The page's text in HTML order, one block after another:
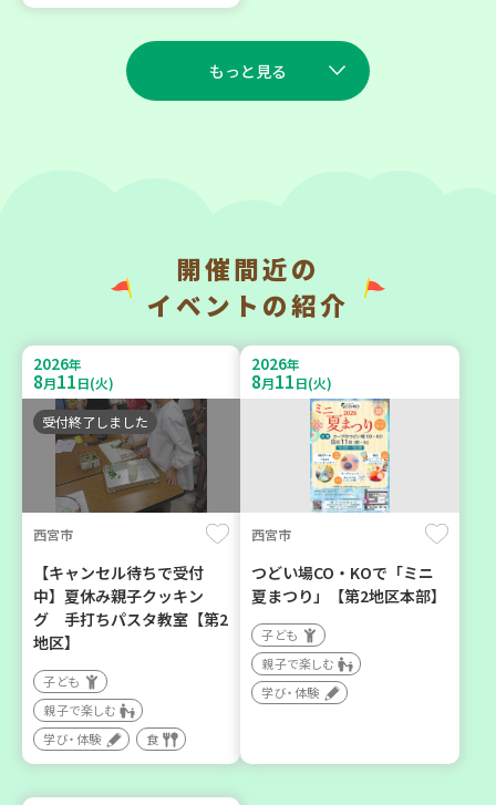
もっと見る
命体験講座～
大人向け
平和・防災
助け合いカフェ＆コープく
【第4地区】
大人向け
ボランティア
カフェ・つどい場
2026
9月4日(金)
三木市
子育てひろば「うっきっき
ー!」
子ども
2026
9月7日(月)
西宮市
開催間近の
イベントの紹介
2026年
8月11日(火)
受付終了しました
西宮市
【キャンセル待ちで受付
中】夏休み親子クッキン
グ 手打ちパスタ教室【第2
地区】
子ども
親子で楽しむ
学び・体験
食
2026年
8月11日(火)
西宮市
つどい場CO・KOで「ミニ
夏まつり」【第2地区本部】
子ども
親子で楽しむ
学び・体験